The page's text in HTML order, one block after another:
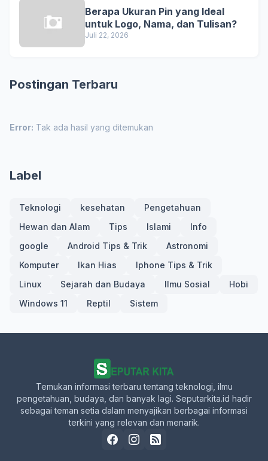
Berapa Ukuran Pin yang Ideal
untuk Logo, Nama, dan Tulisan?
Juli 22, 2026
Postingan Terbaru
Error: Tak ada hasil yang ditemukan
Label
Teknologi kesehatan
Pengetahuan
Hewan dan Alam
Tips Islami
Info
google
Android Tips & Trik
Astronomi
Komputer
Ikan Hias
Iphone Tips & Trik
Linux
Sejarah dan Budaya Ilmu Sosial
Hobi
Windows 11
Reptil Sistem
Temukan informasi terbaru tentang teknologi, ilmu
pengetahuan, budaya, dan banyak lagi. Seputarkita.id hadir
sebagai teman setia dalam menyajikan berbagai informasi
terkini yang relevan dan menarik.